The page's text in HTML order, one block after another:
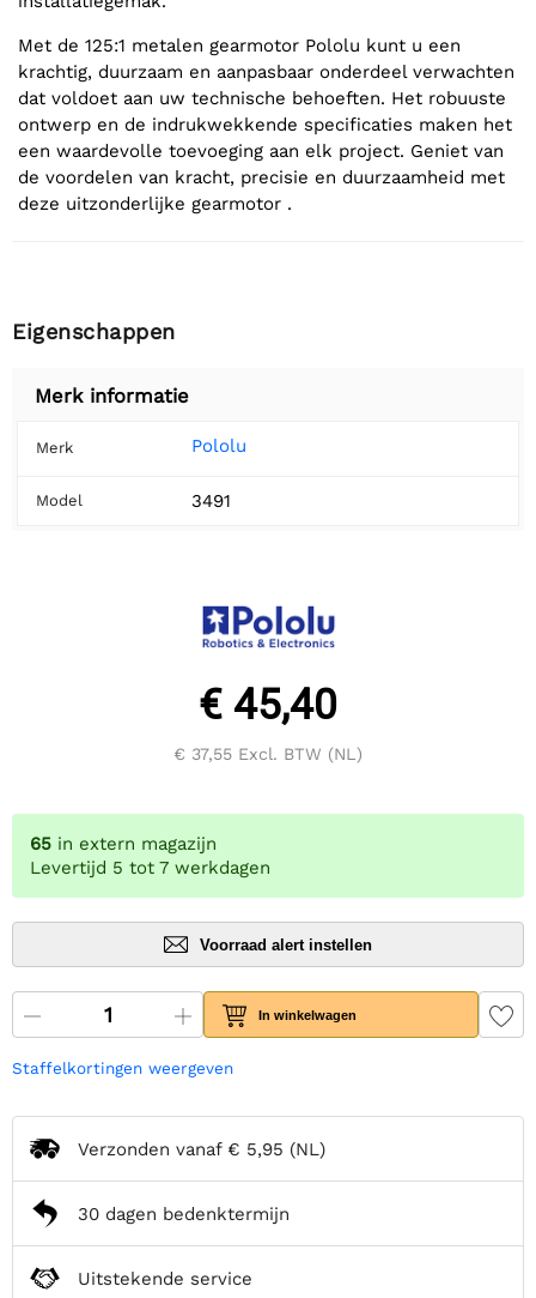
Met de 125:1 metalen gearmotor Pololu kunt u een
krachtig, duurzaam en aanpasbaar onderdeel verwachten
dat voldoet aan uw technische behoeften. Het robuuste
ontwerp en de indrukwekkende specificaties maken het
een waardevolle toevoeging aan elk project. Geniet van
de voordelen van kracht, precisie en duurzaamheid met
deze uitzonderlijke gearmotor .
Eigenschappen
Merk informatie
Merk Pololu
Model 3491
€ 45,40
€ 37,55 Excl. BTW (NL)
65 in extern magazijn
Levertijd 5 tot 7 werkdagen
Voorraad alert instellen
In winkelwagen
Staffelkortingen weergeven
Verzonden vanaf € 5,95 (NL)
30 dagen bedenktermijn
Uitstekende service